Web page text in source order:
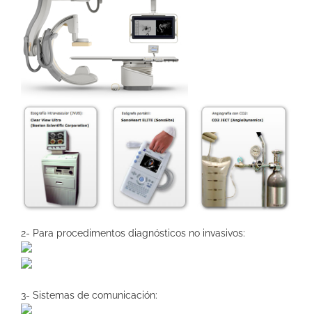
2- Para procedimentos diagnósticos no invasivos:
3- Sistemas de comunicación: